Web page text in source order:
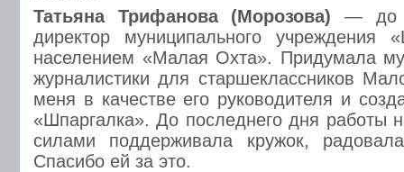
Татьяна Трифанова (Морозова) — до
директор муниципального учреждения
населением «Малая Охта». Придумала
журналистики для старшеклассников
меня в качестве его руководителя и
«Шпаргалка». До последнего дня работы
силами поддерживала кружок,
Спасибо ей за это.